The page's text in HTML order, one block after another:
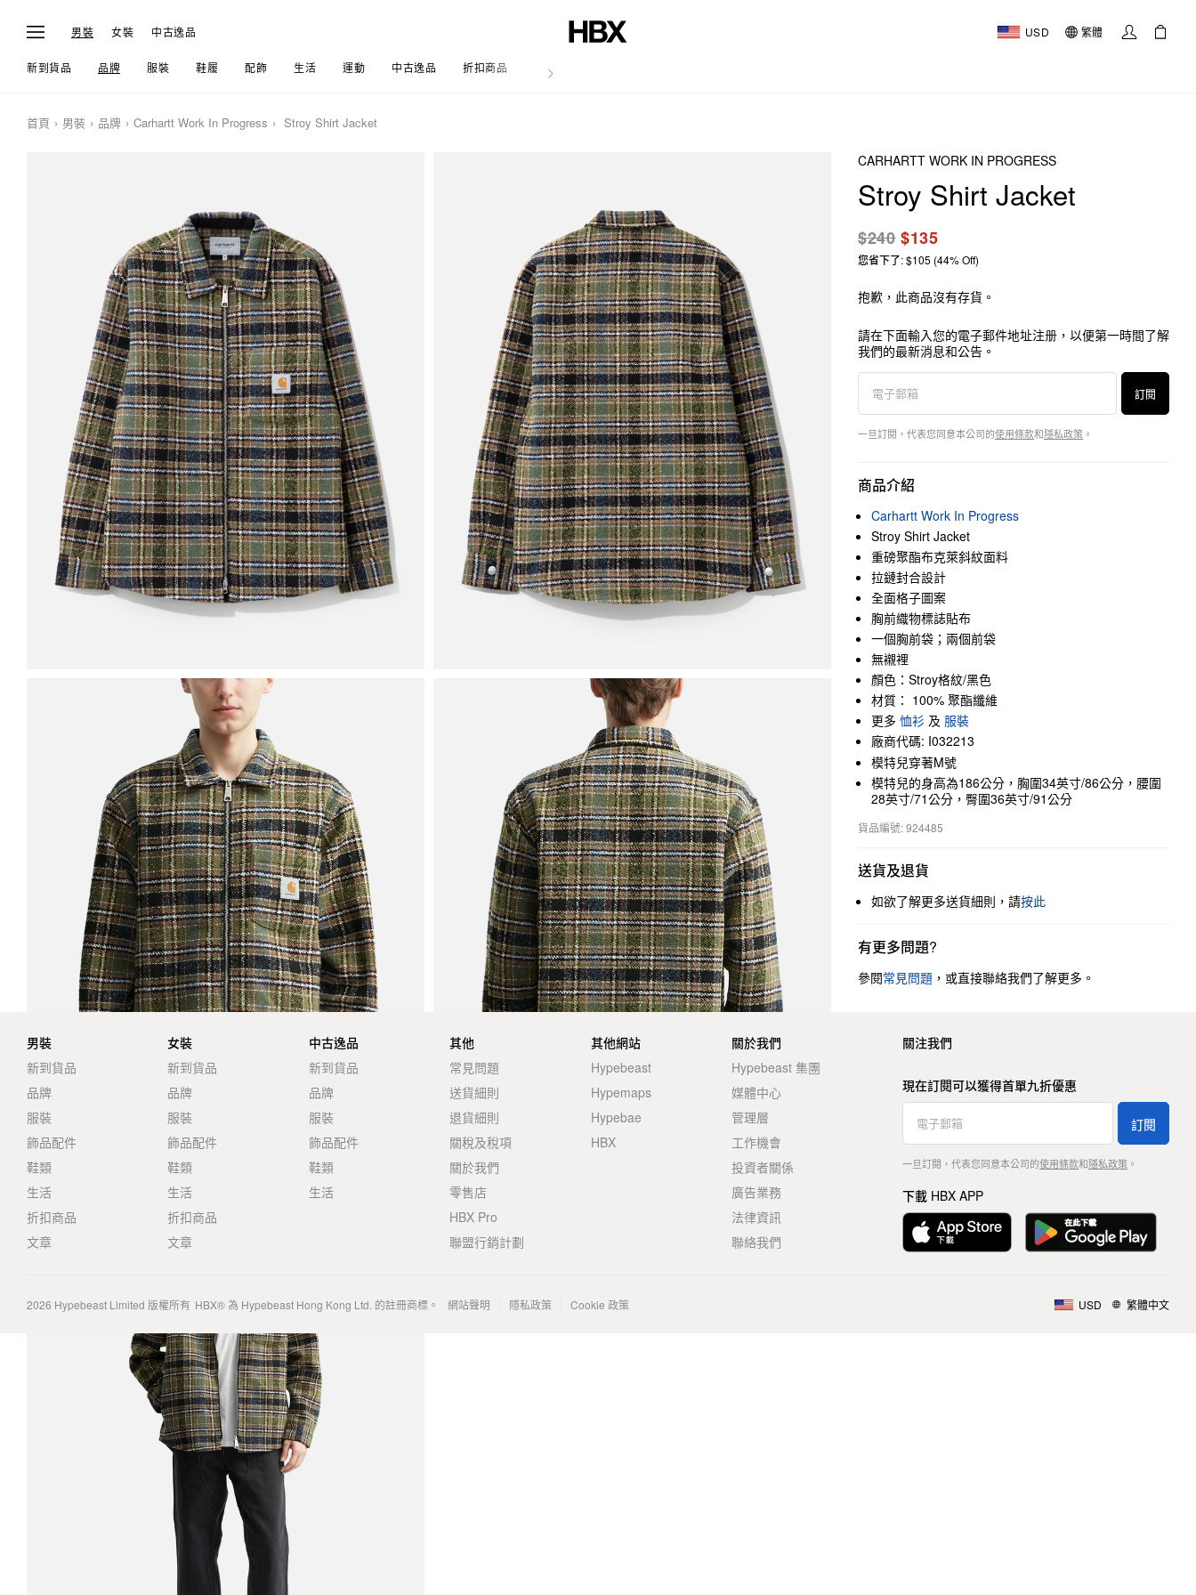
男裝 女裝 中古逸品 USD 繁體
新到貨品 品牌 服裝 鞋履 配飾 生活 運動 中古逸品 折扣商品 文章
首頁 男裝 品牌 Carhartt Work In Progress Stroy Shirt Jacket
CARHARTT WORK IN PROGRESS
Stroy Shirt Jacket
$240$135
您省下了: $105 (44% Off)
抱歉，此商品沒有存貨。
請在下面輸入您的電子郵件地址注册，以便第一時間了解
我們的最新消息和公告。
訂閱
一旦訂閱，代表您同意本公司的使用條款和隱私政策 。
商品介紹
Carhartt Work In Progress
Stroy Shirt Jacket
重磅聚酯布克萊斜紋面料
拉鏈封合設計
全面格子圖案
胸前織物標誌貼布
一個胸前袋；兩個前袋
無襯裡
顏色：Stroy格紋/黑色
材質： 100% 聚酯纖維
更多 恤衫 及 服裝
廠商代碼: I032213
模特兒穿著M號
模特兒的身高為186公分，胸圍34英寸/86公分，腰圍
28英寸/71公分，臀圍36英寸/91公分
貨品編號: 924485
送貨及退貨
如欲了解更多送貨細則，請按此
有更多問題?
參閱常見問題 ，或直接聯絡我們了解更多。
男裝
新到貨品
品牌
服裝
飾品配件
鞋類
生活
折扣商品
文章
女裝
新到貨品
品牌
服裝
飾品配件
鞋類
生活
折扣商品
文章
中古逸品
新到貨品
品牌
服裝
飾品配件
鞋類
生活
其他
常見問題
送貨細則
退貨細則
關稅及稅項
關於我們
零售店
HBX Pro
聯盟行銷計劃
其他網站
Hypebeast
Hypemaps
Hypebae
HBX
關於我們
Hypebeast 集團
媒體中心
管理層
工作機會
投資者關係
廣告業務
法律資訊
聯絡我們
關注我們
現在訂閱可以獲得首單九折優惠
訂閱
一旦訂閱，代表您同意本公司的使用條款和隱私政策。
下載 HBX APP
2026 Hypebeast Limited 版權所有 HBX® 為 Hypebeast Hong Kong Ltd. 的註冊商標。 網站聲明 隱私政策 Cookie 政策 USD 繁體中文